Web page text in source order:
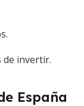
de invertir.
España